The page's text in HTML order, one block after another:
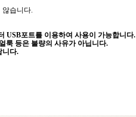
습니다.
USB포트를 이용하여 사용이 가능합니다.
룩 등은 불량의 사유가 아닙니다.
니다.